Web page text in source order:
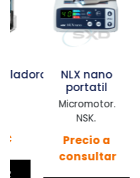
NLX nano
portatil
Micromotor.
Precio a
consultar